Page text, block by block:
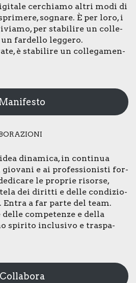
cer­chia­mo altri modi di
sogna­re. È per loro, i
per sta­bi­li­re un col­le­
far­del­lo leg­ge­ro.
è sta­bi­li­re un col­le­ga­men­
dina­mi­ca, in con­ti­nua
gio­va­ni e ai pro­fes­sio­ni­sti for­
le pro­prie risor­se,
dei dirit­ti e del­le con­di­zio­
a far par­te del team.
com­pe­ten­ze e del­la
spi­ri­to inclu­si­vo e tra­spa­
Collabora